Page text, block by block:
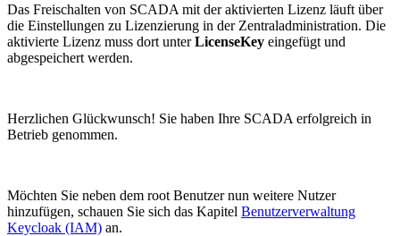
Das Freischalten von SCADA mit der aktivierten Lizenz läuft über
die Einstellungen zu Lizenzierung in der Zentraladministration. Die
aktivierte Lizenz muss dort unterLicenseKey eingefügt und
abgespeichert werden.
Herzlichen Glückwunsch! Sie haben Ihre SCADA erfolgreich in
Betrieb genommen.
Möchten Sie neben dem root Benutzer nun weitere Nutzer
hinzufügen, schauen Sie sich das Kapitel Benutzerverwaltung
Keycloak (IAM) an.